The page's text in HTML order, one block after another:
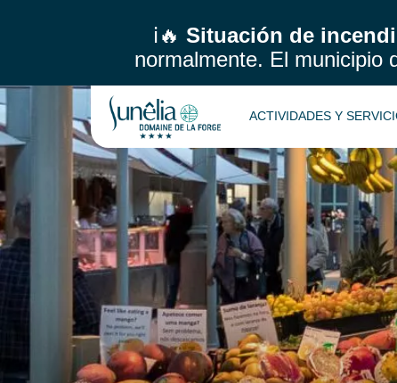
ℹ️🔥 Situación de
normalmente. El municipio
ACTIVIDADES Y